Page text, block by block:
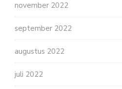
november 2022
september 2022
augustus 2022
juli 2022